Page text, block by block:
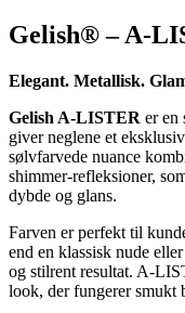
Gelish® – A-
Elegant. Metallisk.
Gelish A-LISTER er en
giver neglene et
sølvfarvede nuance
shimmer-refleksioner,
dybde og glans.
Farven er perfekt til
end en klassisk nude
og stilrent resultat. A-
look, der fungerer smukt